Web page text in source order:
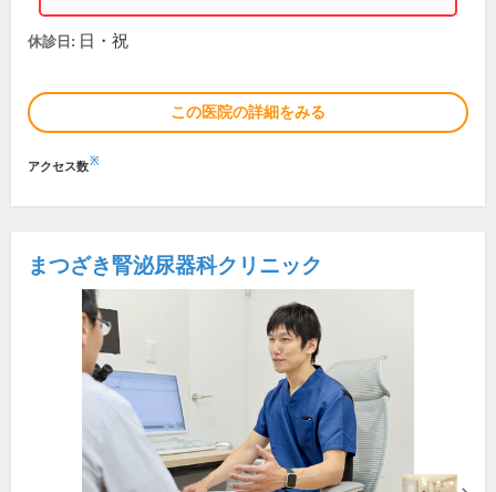
休診日: 日・祝
この医院の詳細をみる
アクセス数※
まつざき腎泌尿器科クリニック